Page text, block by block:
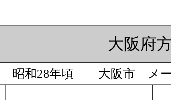
大阪府
昭和28年頃 大阪市 メー